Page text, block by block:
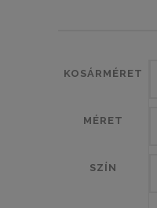
KOSÁRMÉRET
MÉRET
SZÍN